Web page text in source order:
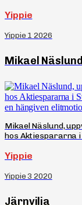
Yippie
Yippie 1 2026
Mikael Näslund
Mikael Näslund,
hos Aktiespararna i
Yippie
Yippie 3 2020
Järnvilja